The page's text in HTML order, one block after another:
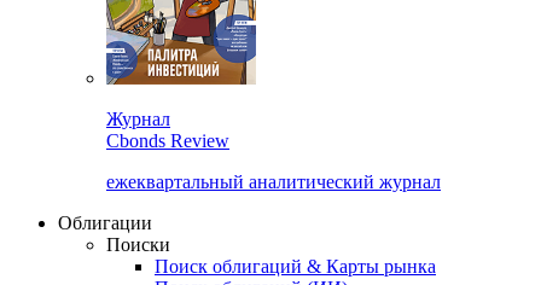
Журнал
Cbonds Review
ежеквартальный аналитический журнал
Облигации
Поиски
Поиск облигаций & Карты рынка